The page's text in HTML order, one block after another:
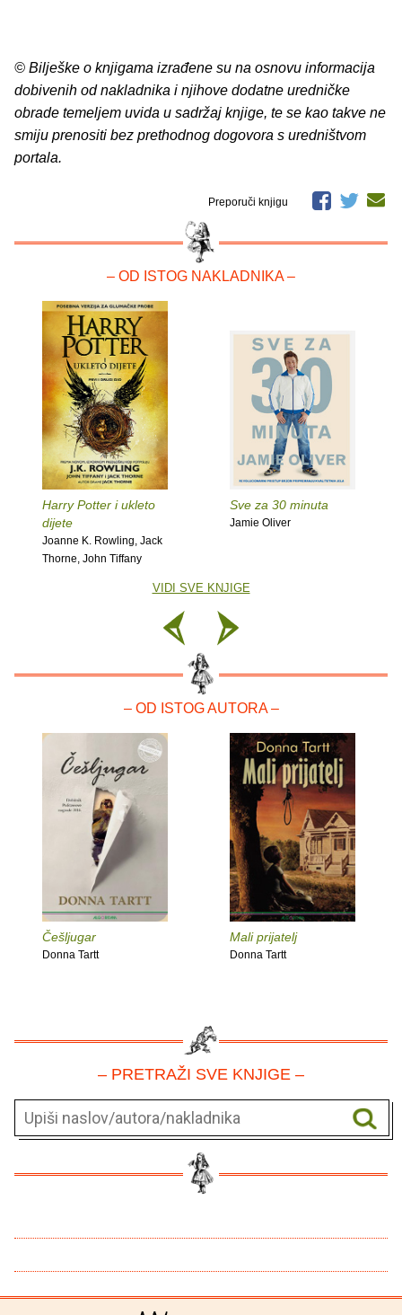
© Bilješke o knjigama izrađene su na osnovu informacija
dobivenih od nakladnika i njihove dodatne uredničke
obrade temeljem uvida u sadržaj knjige, te se kao takve ne
smiju prenositi bez prethodnog dogovora s uredništvom
portala.
Preporuči knjigu
– OD ISTOG NAKLADNIKA –
Harry Potter i ukleto
dijete
Joanne K. Rowling, Jack
Thorne, John Tiffany
Sve za 30 minuta
Jamie Oliver
VIDI SVE KNJIGE
– OD ISTOG AUTORA –
Češljugar
Donna Tartt
Mali prijatelj
Donna Tartt
– PRETRAŽI SVE KNJIGE –